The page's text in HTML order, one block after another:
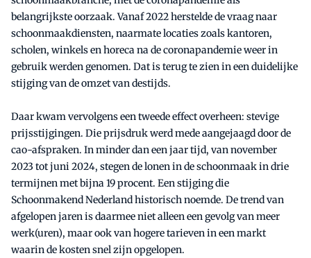
belangrijkste oorzaak. Vanaf 2022 herstelde de vraag naar
schoonmaakdiensten, naarmate locaties zoals kantoren,
scholen, winkels en horeca na de coronapandemie weer in
gebruik werden genomen. Dat is terug te zien in een duidelijke
stijging van de omzet van destijds.
Daar kwam vervolgens een tweede effect overheen: stevige
prijsstijgingen. Die prijsdruk werd mede aangejaagd door de
cao-afspraken. In minder dan een jaar tijd, van november
2023 tot juni 2024, stegen de lonen in de schoonmaak in drie
termijnen met bijna 19 procent. Een stijging die
Schoonmakend Nederland historisch noemde. De trend van
afgelopen jaren is daarmee niet alleen een gevolg van meer
werk(uren), maar ook van hogere tarieven in een markt
waarin de kosten snel zijn opgelopen.